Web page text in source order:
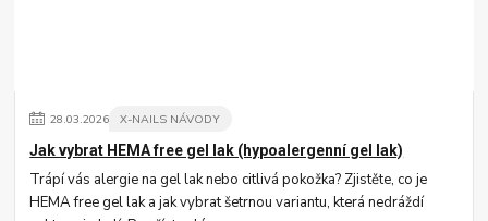
28.03.2026 X-NAILS NÁVODY
Jak vybrat HEMA free gel lak (hypoalergenní gel lak)
Trápí vás alergie na gel lak nebo citlivá pokožka? Zjistěte, co je
HEMA free gel lak a jak vybrat šetrnou variantu, která nedráždí